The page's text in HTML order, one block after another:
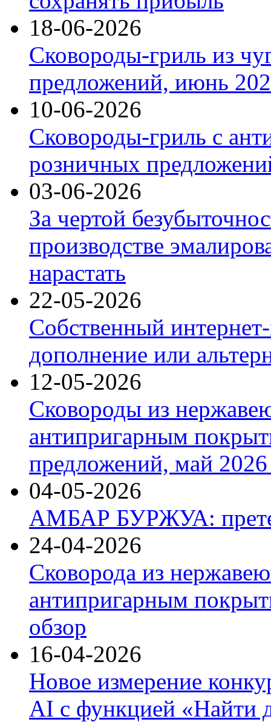
18-06-2026
Сковороды-гриль из
предложений, июнь
10-06-2026
Сковороды-гриль с
розничных
03-06-2026
За чертой
производстве
нарастать
22-05-2026
Собственный
дополнение или
12-05-2026
Сковороды из
антипригарным
предложений, май 2026
04-05-2026
АМБАР БУРЖУА:
24-04-2026
Сковорода из
антипригарным
обзор
16-04-2026
Новое измерение
AI с функцией «Найти